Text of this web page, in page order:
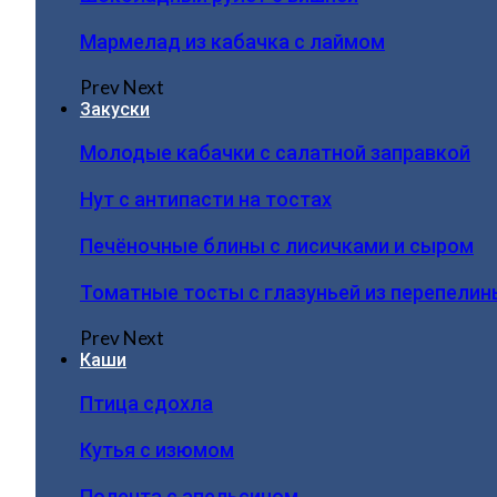
Мармелад из кабачка с лаймом
PrevNext
Закуски
Молодые кабачки с салатной заправкой
Нут с антипасти на тостах
Печёночные блины с лисичками и сыром
Томатные тосты с глазуньей из
PrevNext
Каши
Птица сдохла
Кутья с изюмом